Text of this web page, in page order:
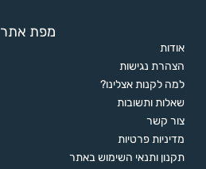
מפת אתר
אודות
הצהרת נגישות
למה לקנות אצלינו?
שאלות ותשובות
צור קשר
מדיניות פרטיות
תקנון ותנאי השימוש באתר